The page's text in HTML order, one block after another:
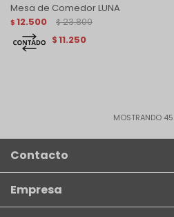
Mesa de Comedor LUNA
$ 12.500 $ 23.800
$11.250
MOSTRANDO 45
Contacto
Empresa